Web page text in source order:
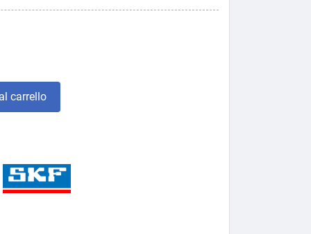
carrello